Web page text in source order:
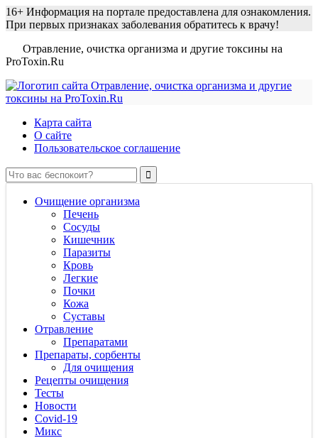
16+ Информация на портале предоставлена для ознакомления.
При первых признаках заболевания обратитесь к врачу!
Отравление, очистка организма и другие токсины на
ProToxin.Ru
Карта сайта
О сайте
Пользовательское соглашение
Очищение организма
Печень
Сосуды
Кишечник
Паразиты
Кровь
Легкие
Почки
Кожа
Суставы
Отравление
Препаратами
Препараты, сорбенты
Для очищения
Рецепты очищения
Тесты
Новости
Covid-19
Микс